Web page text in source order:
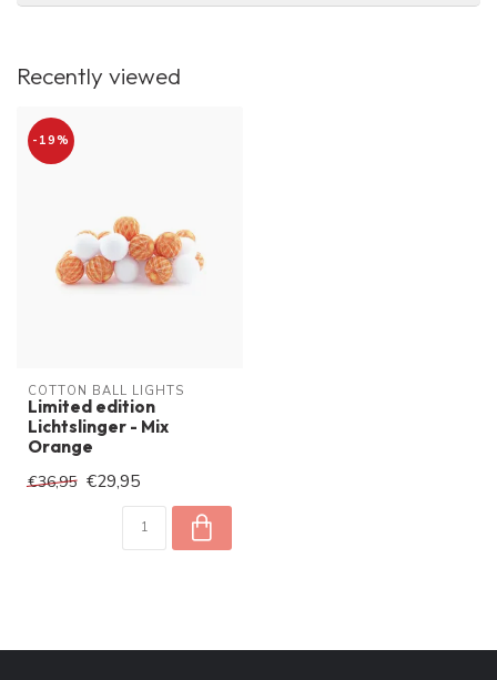
Recently viewed
-19%
COTTON BALL LIGHTS
Limited edition
Lichtslinger - Mix
Orange
€36,95 €29,95